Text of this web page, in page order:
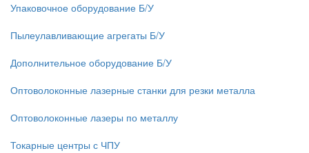
Упаковочное оборудование Б/У
Пылеулавливающие агрегаты Б/У
Дополнительное оборудование Б/У
Оптоволоконные лазерные станки для резки металла
Оптоволоконные лазеры по металлу
Токарные центры с ЧПУ